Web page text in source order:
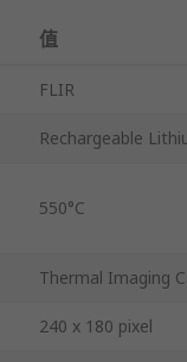
值
FLIR
Rechargeable
550°C
Thermal Imaging
240 x 180 pixel